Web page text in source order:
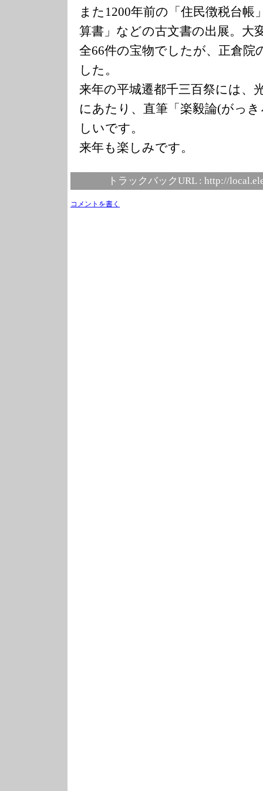
また1200年前の「住民徴税台帳
算書」などの古文書の出展。大
全66件の宝物でしたが、正倉院
した。
来年の平城遷都千三百祭には、
にあたり、直筆「楽毅論(がっ
しいです。
来年も楽しみです。
トラックバックURL : http://
コメントを書く